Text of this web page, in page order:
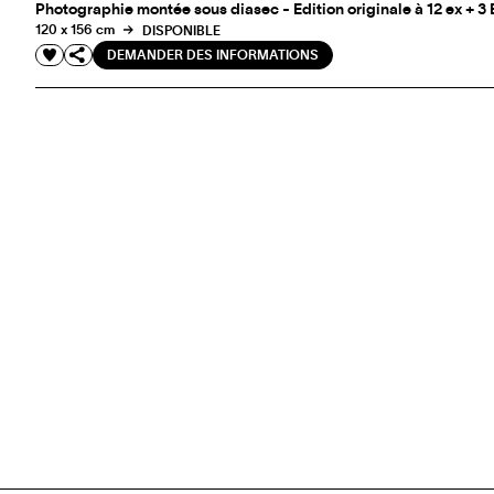
Photographie montée sous diasec - Edition originale à 12 ex + 3
120 x 156 cm
DISPONIBLE
DEMANDER DES INFORMATIONS